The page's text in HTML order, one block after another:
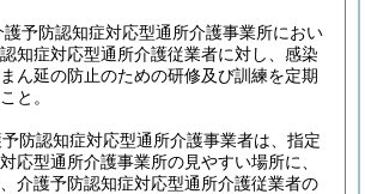
護予防認知症対応型通所介護事業所におい
知症対応型通所介護従業者に対し、感染
ん延の防止のための研修及び訓練を定期
と。
防認知症対応型通所介護事業者は、指定
応型通所介護事業所の見やすい場所に、
介護予防認知症対応型通所介護従業者の